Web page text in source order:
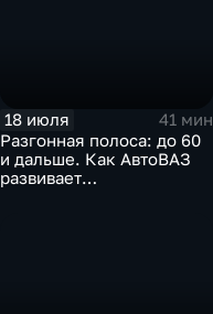
18 июля
41 мин
Разгонная полоса: до 60
и дальше. Как АвтоВАЗ
развивает